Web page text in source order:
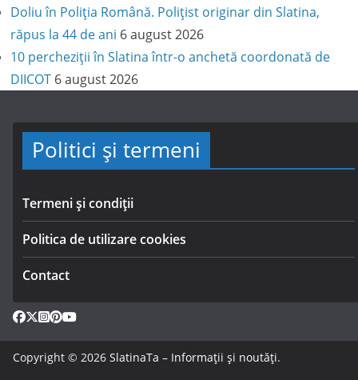
Doliu în Poliția Română. Polițist originar din Slatina,
răpus la 44 de ani 6 august 2026
10 percheziții în Slatina într-o anchetă coordonată de
DIICOT 6 august 2026
Politici și termeni
Termeni și condiții
Politica de utilizare cookies
Contact
Copyright © 2026 SlatinaTa – Informații și noutăți.